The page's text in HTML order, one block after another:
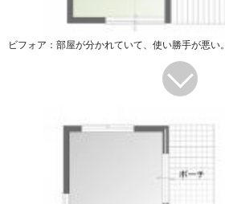
ビフォア：部屋が分かれていて、使い勝手が悪い。